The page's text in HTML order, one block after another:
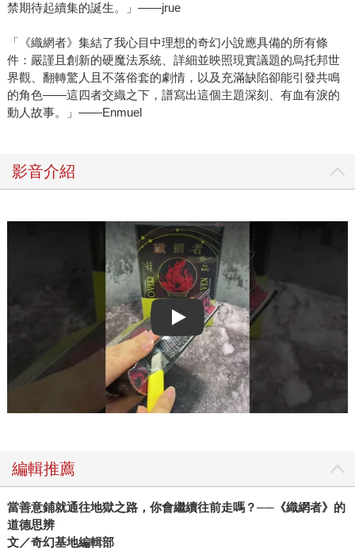
禁期待起續集的誕生。」——jrue
「《織網者》集結了我心目中理想的奇幻小說應具備的所有條
件：嚴謹且創新的硬魔法系統、詳細並映照現實議題的烏托邦世
界觀、翻轉驚人且不落俗套的劇情，以及充滿缺陷卻能引發共鳴
的角色——這四者交織之下，譜寫出這個主題深刻、有血有淚的
動人故事。」——Enmuel
影音介紹
Play video
編輯推薦
當善意鋪就通往地獄之路，你會繼續往前走嗎？──《織網者》的
道德思辨
文／奇幻基地編輯部